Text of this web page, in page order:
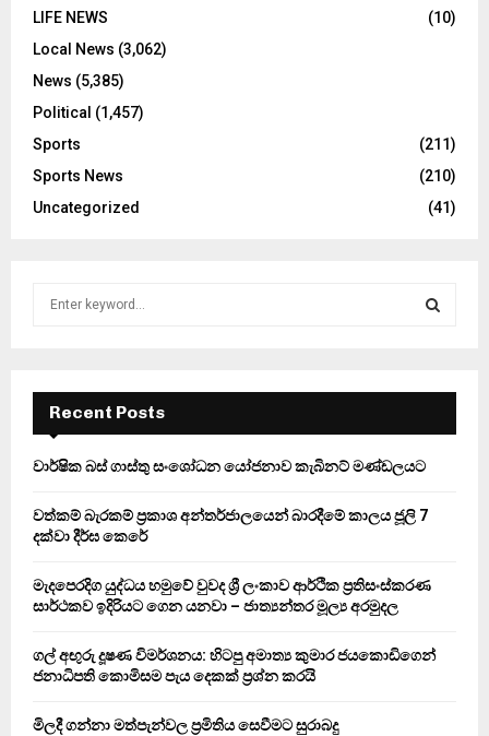
LIFE NEWS
(10)
Local News (3,062)
News (5,385)
Political (1,457)
Sports
(211)
Sports News
(210)
Uncategorized
(41)
f
r
E
A
Recent Posts
වාර්ෂික බස් ගාස්තු සංශෝධන යෝජනාව කැබිනට් මණ්ඩලයට
වත්කම් බැරකම් ප්‍රකාශ අන්තර්ජාලයෙන් බාරදීමේ කාලය ජූලි 7
දක්වා දීර්ඝ කෙරේ
මැදපෙරදිග යුද්ධය හමුවේ වුවද ශ්‍රී ලංකාව ආර්ථික ප්‍රතිසංස්කරණ
සාර්ථකව ඉදිරියට ගෙන යනවා – ජාත්‍යන්තර මූල්‍ය අරමුදල
ගල් අඟුරු දූෂණ විමර්ශනය: හිටපු අමාත්‍ය කුමාර ජයකොඩිගෙන්
ජනාධිපති කොමිසම පැය දෙකක් ප්‍රශ්න කරයි
මිලදී ගන්නා මත්පැන්වල ප්‍රමිතිය සෙවීමට සුරාබදු